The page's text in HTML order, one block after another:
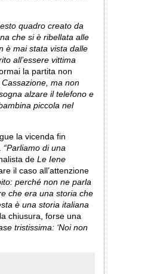
quadro creato da
che si è ribellata alle
è mai stata vista dalle
all’essere vittima
la partita non
ma non
alzare il telefono e
piccola nel
la vicenda fin
“Parliamo di una
de Le Iene
il caso all’attenzione
perché non ne parla
che era una storia che
è una storia italiana
chiusura, forse una
tristissima: ‘Noi non